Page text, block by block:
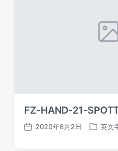
FZ-HAND-21-
发
2020年6月2日
发
英文